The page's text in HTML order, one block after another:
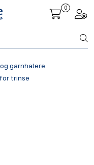
0
garnhalere
trinse